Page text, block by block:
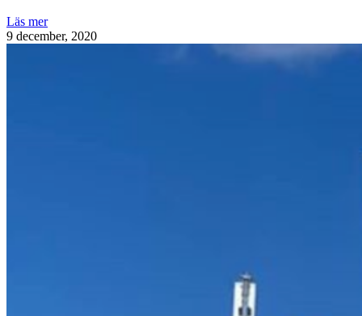
Läs mer
9 december, 2020